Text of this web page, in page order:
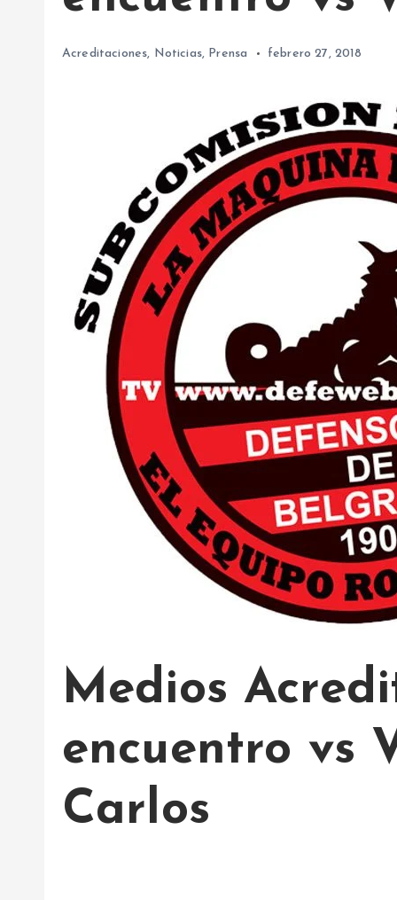
Acreditaciones, Noticias, Prensa febrero 27, 2018
Medios
encuentro vs
Carlos